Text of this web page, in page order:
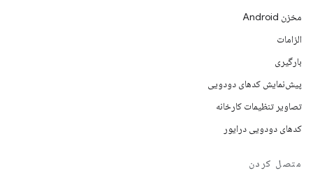
مخزن Android
الزامات
بارگیری
پیش‌نمایش کدهای دودویی
تصاویر تنظیمات کارخانه
کدهای دودویی درایور
متصل کردن